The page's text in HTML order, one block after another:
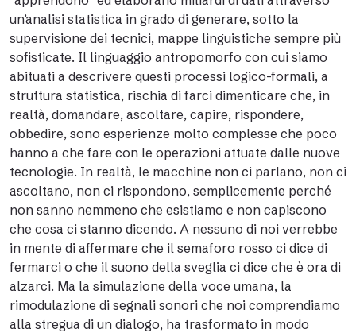
un’analisi statistica in grado di generare, sotto la
supervisione dei tecnici, mappe linguistiche sempre più
sofisticate. Il linguaggio antropomorfo con cui siamo
abituati a descrivere questi processi logico-formali, a
struttura statistica, rischia di farci dimenticare che, in
realtà, domandare, ascoltare, capire, rispondere,
obbedire, sono esperienze molto complesse che poco
hanno a che fare con le operazioni attuate dalle nuove
tecnologie. In realtà, le macchine non ci parlano, non ci
ascoltano, non ci rispondono, semplicemente perché
non sanno nemmeno che esistiamo e non capiscono
che cosa ci stanno dicendo. A nessuno di noi verrebbe
in mente di affermare che il semaforo rosso ci dice di
fermarci o che il suono della sveglia ci dice che è ora di
alzarci. Ma la simulazione della voce umana, la
rimodulazione di segnali sonori che noi comprendiamo
alla stregua di un dialogo, ha trasformato in modo